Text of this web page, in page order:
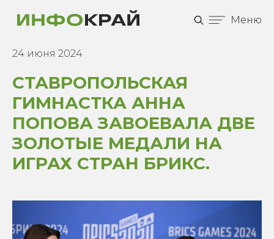
Меню
24 июня 2024
СТАВРОПОЛЬСКАЯ
ГИМНАСТКА АННА
ПОПОВА ЗАВОЕВАЛА ДВЕ
ЗОЛОТЫЕ МЕДАЛИ НА
ИГРАХ СТРАН БРИКС.